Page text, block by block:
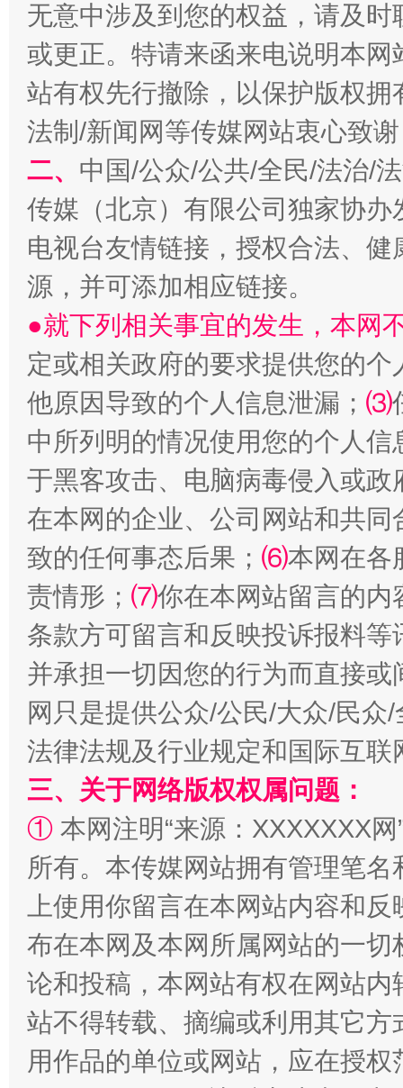
巳巳如意，开工大吉！ 三轮上
无意中涉及到您的权益，请及
或更正。特请来函来电说明本
站有权先行撤除，以保护版权
法制/新闻网等传媒网站衷心致
二、 中国/公众/公共/全民/法治/
传媒（北京）有限公司独家协
电视台友情链接，授权合法、
源，并可添加相应链接。
●就下列相关事宜的发生，本网
定或相关政府的要求提供您的个
他原因导致的个人信息泄漏； ⑶
中所列明的情况使用您的个人
于黑客攻击、电脑病毒侵入或
在本网的企业、公司网站和共
致的任何事态后果； ⑹本网在各
责情形； ⑺你在本网站留言的内
条款方可留言和反映投诉报料
并承担一切因您的行为而直接
网只是提供公众/公民/大众/民
法律法规及行业规定和国际互
三、关于网络版权权属问题：
① 本网注明“来源：XXXXXXX
所有。本传媒网站拥有管理笔
上使用你留言在本网站内容和
布在本网及本网所属网站的一
论和投稿，本网站有权在网站
站不得转载、摘编或利用其它
用作品的单位或网站，应在授